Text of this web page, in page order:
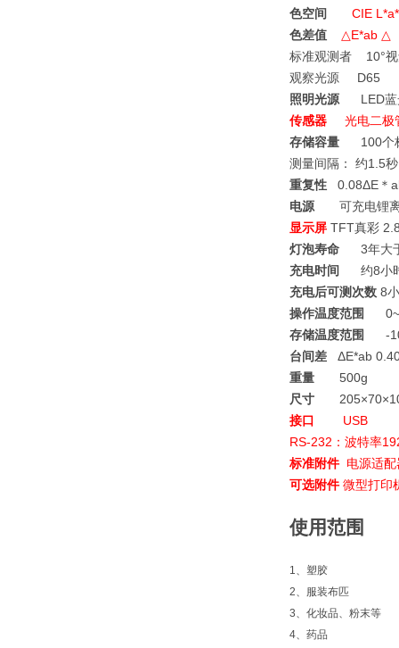
色空间
CIE
色差值
△E*ab △
标准观测者
10°
观察光源 D65
照明光源 LED
传感器
光电二极
存储容量 100个
测量间隔： 约1.5秒
重复性 0.08ΔE＊
电源
可充电锂
显示屏 TFT真彩
灯泡寿命 3年大
充电时间
约8小
充电后可测次数 8
操作温度范围
存储温度范围
-
台间差
ΔE*ab
重量 500g
尺寸 205
接口
USB
RS-232 ：波特率
标准附件 电源适配
可选附件 微型打印
使用范围
1、塑胶
2、服装布匹
3、化妆品、粉末等
4、药品